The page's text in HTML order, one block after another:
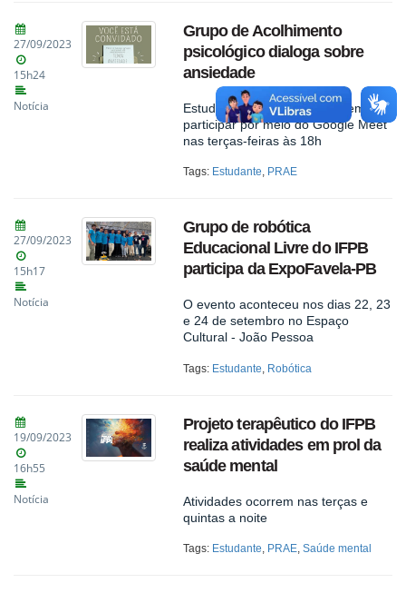
27/09/2023
15h24
Notícia
Grupo de Acolhimento
psicológico dialoga sobre
ansiedade
Estudantes e servidores podem
participar por meio do Google Meet
nas terças-feiras às 18h
Tags: Estudante, PRAE
27/09/2023
15h17
Notícia
Grupo de robótica
Educacional Livre do IFPB
participa da ExpoFavela-PB
O evento aconteceu nos dias 22, 23
e 24 de setembro no Espaço
Cultural - João Pessoa
Tags: Estudante Robótica
19/09/2023
16h55
Notícia
Projeto terapêutico do IFPB
realiza atividades em prol da
saúde mental
Atividades ocorrem nas terças e
quintas a noite
Tags: Estudante, PRAE, Saúde mental